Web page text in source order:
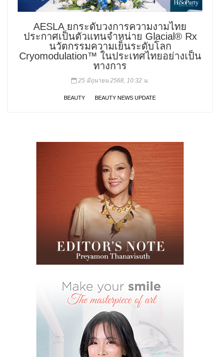
AESLA ยกระดับวงการความงามไทย
ประกาศเป็นตัวแทนจำหน่าย Glacial® Rx
นวัตกรรมความเย็นระดับโลก
Cryomodulation™ ในประเทศไทยอย่างเป็น
ทางการ
25 มิถุนายน 2568, 10:32 น.
BEAUTY BEAUTY NEWS UPDATE